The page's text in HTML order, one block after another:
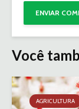
Você
AGRICULTURA